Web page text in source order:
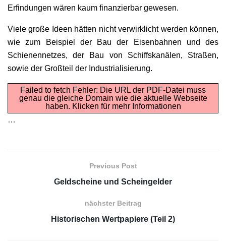
Erfindungen wären kaum finanzierbar gewesen.
Viele große Ideen hätten nicht verwirklicht werden können,
wie zum Beispiel der Bau der Eisenbahnen und des
Schienennetzes, der Bau von Schiffskanälen, Straßen,
sowie der Großteil der Industrialisierung.
Failed to fetch Fehler: Die URL der PDF-Datei muss
genau die gleiche Domain wie die aktuelle Webseite
haben. Klicken für mehr Informationen
…
Previous Post
Geldscheine und Scheingelder
nächster Beitrag
Historischen Wertpapiere (Teil 2)